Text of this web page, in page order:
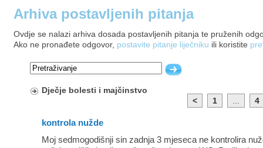
Arhiva postavljenih pitanja
Ovdje se nalazi arhiva dosada postavljenih pitanja te pruženih
Ako ne pronađete odgovor, postavite pitanje liječniku ili koristite
Dječje bolesti i majčinstvo
<
1 4
kontrola nužde
Moj sedmogodišnji sin zadnja 3 mjeseca ne kontrolira